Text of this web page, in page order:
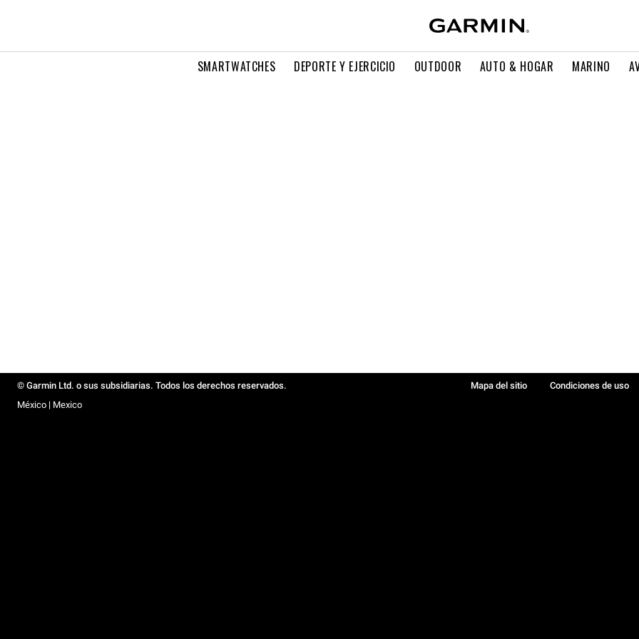
SMARTWATCHES DEPORTE Y EJERCICIO OUTDOOR AUTO & HOGAR MARINO
© Garmin Ltd. o sus subsidiarias. Todos los derechos reservados. Mapa del sitio Condiciones de uso
México | Mexico